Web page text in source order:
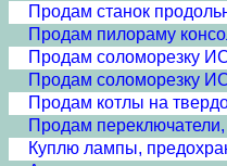
Продам станок
Продам пилораму
Продам соломорезку
Продам соломорезку
Продам котлы на
Продам
Куплю лампы,